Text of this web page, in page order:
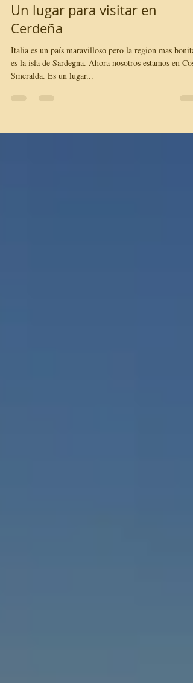
1 min de lectura
Un lugar para visitar en
Cerdeña
Italia es un país maravilloso pero la region mas bonita
es la isla de Sardegna. Ahora nosotros estamos en